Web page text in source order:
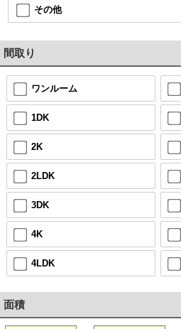
その他
間取り
ワンルーム
1DK
2K
2LDK
3DK
4K
4LDK
面積